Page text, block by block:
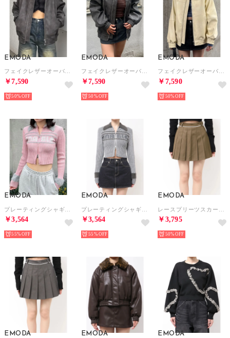
EMODA
￥7,590
50%
EMODA
￥7,590
50%
EMODA
￥7,590
50%
EMODA
￥3,564
55%
EMODA
￥3,564
55%
EMODA
￥3,795
50%
EMODA EMODA EMODA